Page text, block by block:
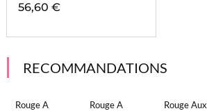
56,60 €
RECOMMANDATIONS
Rouge A
Rouge A
Rouge Aux